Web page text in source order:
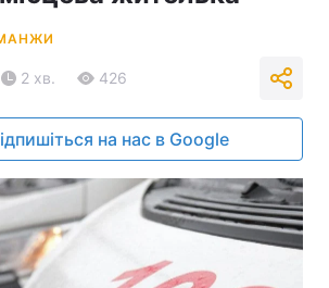
2 хв. 426
на нас в Google